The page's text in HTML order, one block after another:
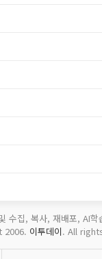
수집, 복사, 재배포, AI학
2006. 이투데이. All